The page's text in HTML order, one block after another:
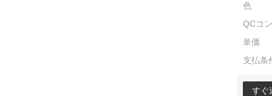
色
QCコ
単価
支払条
すぐ